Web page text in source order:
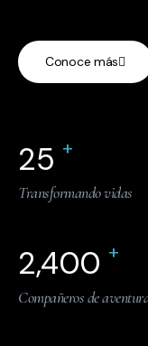
Conoce más
25 +
Transformando vidas
2,400 +
Compañeros de